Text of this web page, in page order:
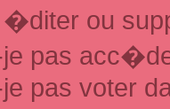
ou
je pas
pas voter